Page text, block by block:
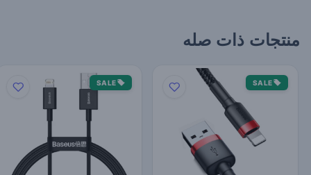
منتجات ذات صله
SALE
SALE